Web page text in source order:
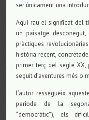
ser únicament una
Aquí rau el significat del
un paisatge desconegut,
pràctiques
història recent,
primer terç del segle
seguit d’aventures més o
L’autor ressegueix
període de la
“democràtic”), els